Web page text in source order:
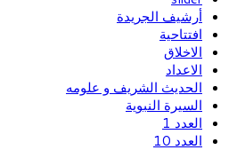
أرشيف الجريدة
افتتاحية
الاخلاق
الاعداد
الحديث الشريف و علومه
السيرة النبوية
العدد 1
العدد 10